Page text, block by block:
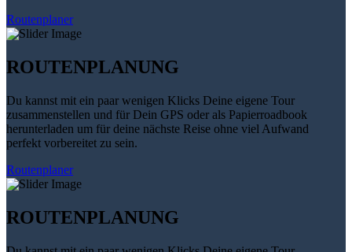
Routenplaner
ROUTENPLANUNG
Du kannst mit ein paar wenigen Klicks Deine eigene Tour
zusammenstellen und für Dein GPS oder als Papierroadbook
herunterladen um für deine nächste Reise ohne viel Aufwand
perfekt vorbereitet zu sein.
Routenplaner
ROUTENPLANUNG